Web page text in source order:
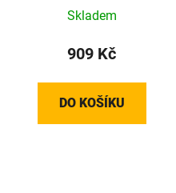
Skladem
909 Kč
DO KOŠÍKU